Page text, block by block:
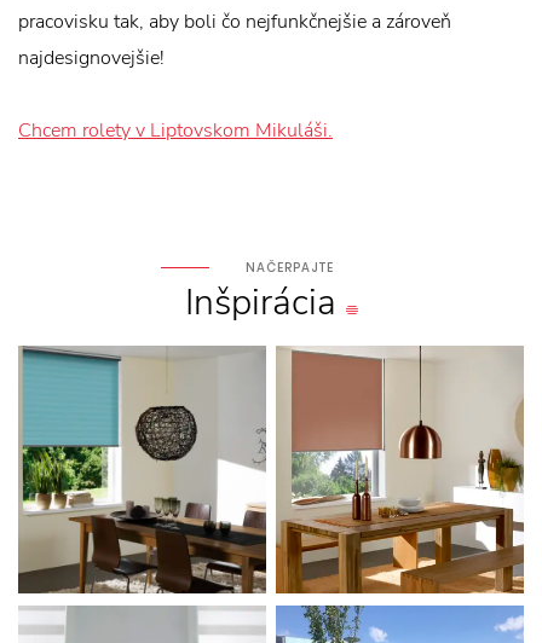
pracovisku tak, aby boli čo nejfunkčnejšie a zároveň
najdesignovejšie!
Chcem rolety v Liptovskom Mikuláši.
NAČERPAJTE
Inšpirácia